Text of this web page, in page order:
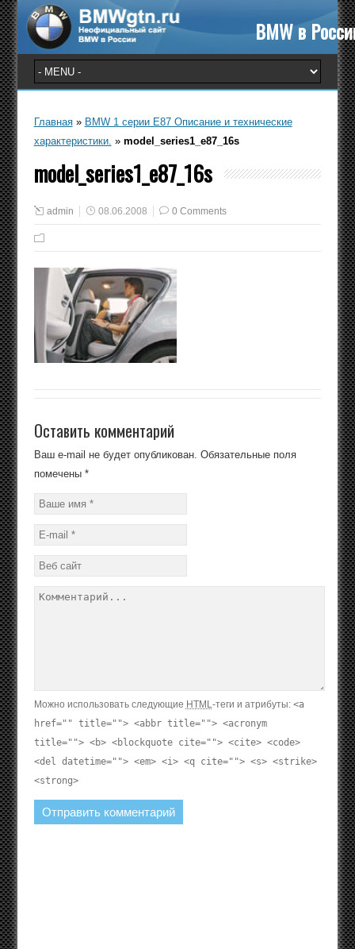
BMW в
Главная» BMW 1 серии E87 Описание и технические
характеристики. » model_series1_e87_16s
model_series1_e87_16s
admin 08.06.2008 0 Comments
Оставить комментарий
Ваш e-mail не будет опубликован. Обязательные поля
помечены *
Можно использовать следующие HTML-теги и атрибуты: <a
href="" title=""> <abbr title=""> <acronym
title=""> <b> <blockquote cite=""> <cite> <code>
<del datetime=""> <em> <i> <q cite=""> <s> <strike>
<strong>